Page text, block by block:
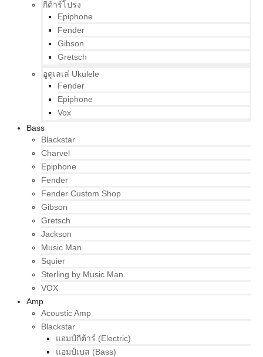
กีต้าร์โปร่ง
Epiphone
Fender
Gibson
Gretsch
อูคูเลเล่ Ukulele
Fender
Epiphone
Vox
Bass
Blackstar
Charvel
Epiphone
Fender
Fender Custom Shop
Gibson
Gretsch
Jackson
Music Man
Squier
Sterling by Music Man
VOX
Amp
Acoustic Amp
Blackstar
แอมป์กีต้าร์ (Electric)
แอมป์เบส (Bass)